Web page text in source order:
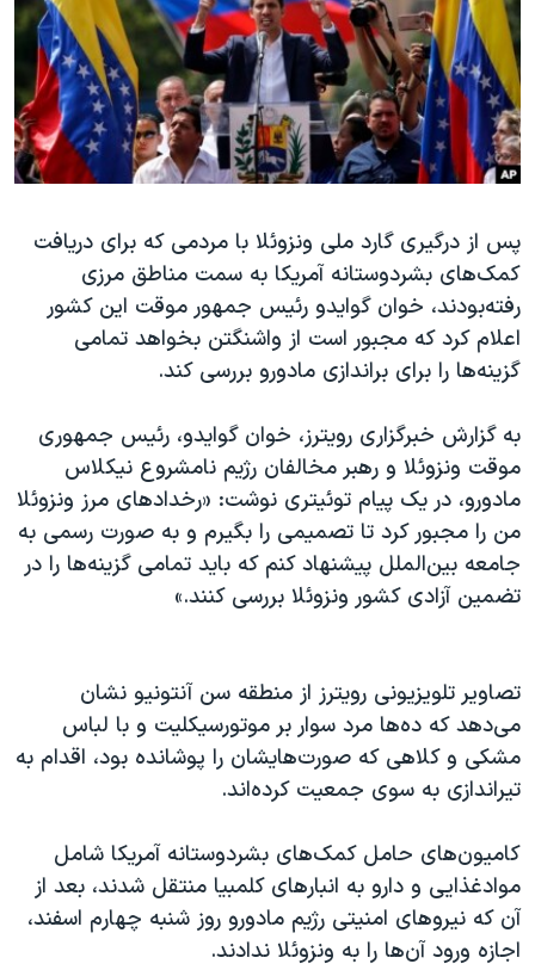
فرهنگ و زندگی
حقوق شهروندی
اقتصادی
علم و فناوری
گالری عکس
آرشیو پخش زنده
مستندها
انتخابات ریاست جمهوری آمریکا ۲۰۲۴
حمله جمهوری اسلامی به اسرائیل
رمز مهسا
اعتراضات زن، زندگی، آزادی
مجموعه مستندهای دادخواهی
تریبونال مردمی آبان ۹۸
دادگاه حمید نوری
قانون شفافیت دارائی کادر رهبری ایران
اعتراضات مردمی آبان ۹۸
اسرائیل در جنگ
نرگس محمدی برنده جایزه نوبل صلح
سفر پرزیدنت ترامپ به چین
دنبال کنید
زبانهای مختلف
پس از درگیری گارد ملی ونزوئلا با مردمی که برای دریافت
کمک‌های بشردوستانه آمریکا به سمت مناطق مرزی
رفته‌بودند، خوان گوایدو رئیس جمهور موقت این کشور
اعلام کرد که مجبور است از واشنگتن بخواهد تمامی
گزینه‌ها را برای براندازی مادورو بررسی کند.
به گزارش خبرگزاری رویترز، خوان گوایدو، رئیس جمهوری
موقت ونزوئلا و رهبر مخالفان رژیم نامشروع نیکلاس
مادورو، در یک پیام توئیتری نوشت: «رخدادهای مرز ونزوئلا
من را مجبور کرد تا تصمیمی را بگیرم و به صورت رسمی به
جامعه بین‌الملل پیشنهاد کنم که باید تمامی گزینه‌ها را در
تضمین آزادی کشور ونزوئلا بررسی کنند.»
تصاویر تلویزیونی رویترز از منطقه سن آنتونیو نشان
می‌دهد که ده‌ها مرد سوار بر موتورسیکلیت و با لباس
مشکی و کلاهی که صورت‌هایشان را پوشانده بود، اقدام به
تیراندازی به سوی جمعیت کرده‌اند.
کامیون‌های حامل کمک‌های بشردوستانه آمریکا شامل
موادغذایی و دارو به انبارهای کلمبیا منتقل شدند، بعد از
آن که نیروهای امنیتی رژیم مادورو روز شنبه چهارم اسفند،
اجازه ورود آن‌ها را به ونزوئلا ندادند.